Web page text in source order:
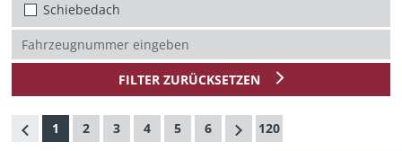
Schiebedach
FILTER ZURÜCKSETZEN
1 2 3 4 5 6 120